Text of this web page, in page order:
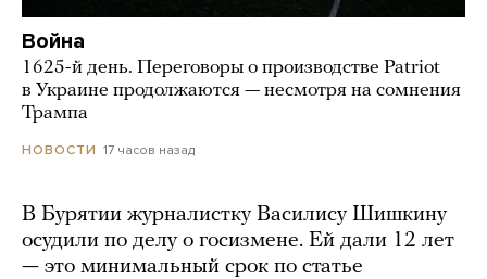
Война
1625-й день. Переговоры о производстве Patriot
в Украине продолжаются — несмотря на сомнения
Трампа
НОВОСТИ 17 часов назад
В Бурятии журналистку Василису Шишкину
осудили по делу о госизмене. Ей дали 12 лет
— это минимальный срок по статье